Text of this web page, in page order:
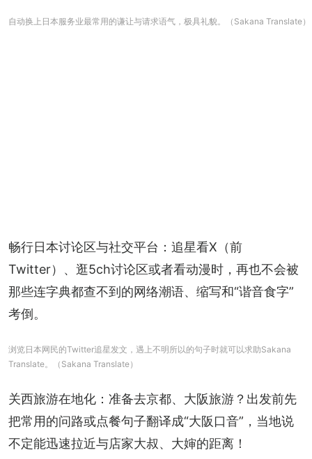
自动换上日本服务业最常用的谦让与请求语气，极具礼貌。（Sakana Translate）
畅行日本讨论区与社交平台：追星看X（前
Twitter）、逛5ch讨论区或者看动漫时，再也不会被
那些连字典都查不到的网络潮语、缩写和“谐音食字”
考倒。
浏览日本网民的Twitter追星发文，遇上不明所以的句子时就可以求助Sakana
Translate。（Sakana Translate）
关西旅游在地化：准备去京都、大阪旅游？出发前先
把常用的问路或点餐句子翻译成“大阪口音”，当地说
不定能迅速拉近与店家大叔、大婶的距离！